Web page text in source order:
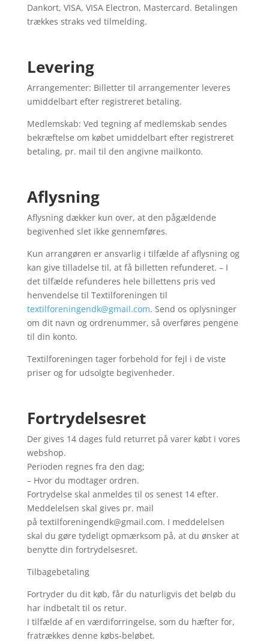
Dankort, VISA, VISA Electron, Mastercard. Betalingen
trækkes straks ved tilmelding.
Levering
Arrangementer: Billetter til arrangementer leveres
umiddelbart efter registreret betaling.
Medlemskab: Ved tegning af medlemskab sendes
bekræftelse om købet umiddelbart efter registreret
betaling, pr. mail til den angivne mailkonto.
Aflysning
Aflysning dækker kun over, at den pågældende
begivenhed slet ikke gennemføres.
Kun arrangøren er ansvarlig i tilfælde af aflysning og
kan give tilladelse til, at få billetten refunderet. – I
det tilfælde refunderes hele billettens pris ved
henvendelse til Textilforeningen til
textilforeningendk@gmail.com. Send os oplysninger
om dit navn og ordrenummer, så overføres pengene
til din konto.
Textilforeningen tager forbehold for fejl i de viste
priser og for udsolgte begivenheder.
Fortrydelsesret
Der gives 14 dages fuld returret på varer købt i vores
webshop.
Perioden regnes fra den dag;
– Hvor du modtager ordren.
Fortrydelse skal anmeldes til os senest 14 efter.
Meddelelsen skal gives pr. mail
på textilforeningendk@gmail.com. I meddelelsen
skal du gøre tydeligt opmærksom på, at du ønsker at
benytte din fortrydelsesret.
Tilbagebetaling
Fortryder du dit køb, får du naturligvis det beløb du
har indbetalt til os retur.
I tilfælde af en værdiforringelse, som du hæfter for,
fratrækkes denne købs-beløbet.